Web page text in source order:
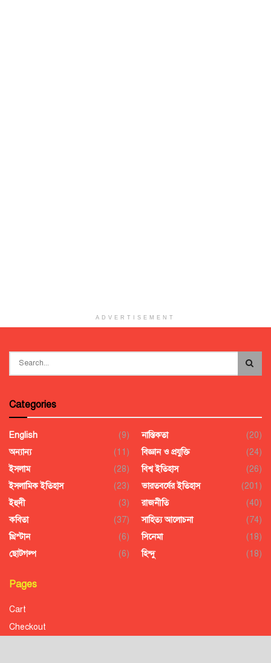
ADVERTISEMENT
Categories
English
(9)
অন্যান্য
(11)
ইসলাম
(28)
ইসলামিক ইতিহাস
(23)
ইহুদী
(3)
কবিতা
(37)
খ্রিস্টান
(6)
ছোটগল্প
(6)
নাস্তিকতা
(20)
বিজ্ঞান ও প্রযুক্তি
(24)
বিশ্ব ইতিহাস
(26)
ভারতবর্ষের ইতিহাস
(201)
রাজনীতি
(40)
সাহিত্য আলোচনা
(74)
সিনেমা
(18)
হিন্দু
(18)
Pages
Cart
Checkout